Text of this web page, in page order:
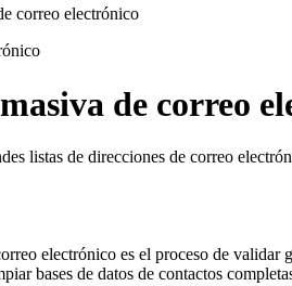
correo electrónico
de correo
listas de direcciones de correo
electrónico es el proceso de validar
bases de datos de contactos